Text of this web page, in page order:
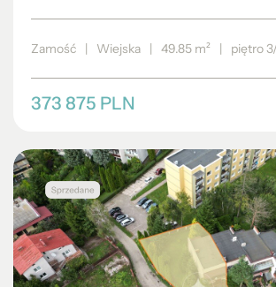
Zamość | Wiejska | 49.85 m² | piętro
373 875 PLN